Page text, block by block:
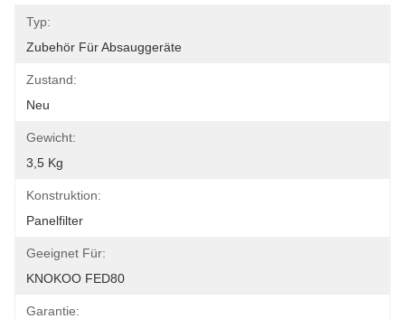
Typ:
Zubehör Für Absauggeräte
Zustand:
Neu
Gewicht:
3,5 Kg
Konstruktion:
Panelfilter
Geeignet Für:
KNOKOO FED80
Garantie: